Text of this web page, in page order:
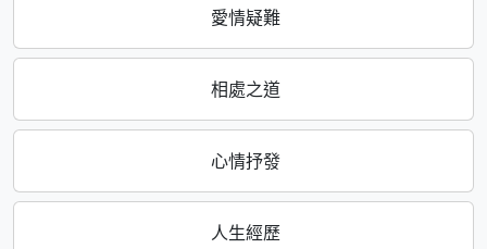
愛情疑難
相處之道
心情抒發
人生經歷